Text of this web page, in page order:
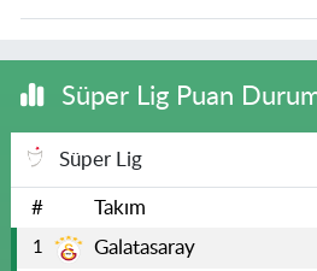
Süper Lig Puan
Süper Lig
# Takım
1 Galatasaray